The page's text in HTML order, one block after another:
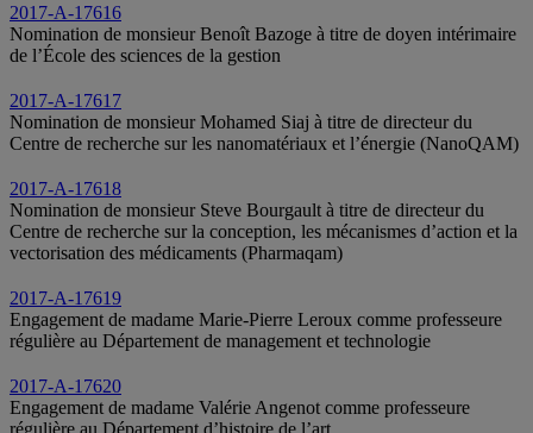
2017-A-17616
Nomination de monsieur Benoît Bazoge à titre de doyen intérimaire
de l’École des sciences de la gestion
2017-A-17617
Nomination de monsieur Mohamed Siaj à titre de directeur du
Centre de recherche sur les nanomatériaux et l’énergie (NanoQAM)
2017-A-17618
Nomination de monsieur Steve Bourgault à titre de directeur du
Centre de recherche sur la conception, les mécanismes d’action et la
vectorisation des médicaments (Pharmaqam)
2017-A-17619
Engagement de madame Marie-Pierre Leroux comme professeure
régulière au Département de management et technologie
2017-A-17620
Engagement de madame Valérie Angenot comme professeure
régulière au Département d’histoire de l’art